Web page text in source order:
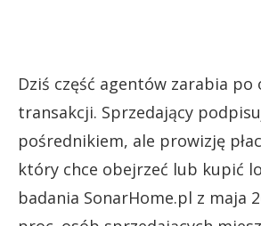
Dziś część agentów zarabia
transakcji. Sprzedający
pośrednikiem, ale prowizję
który chce obejrzeć lub kupić
badania SonarHome.pl z maja